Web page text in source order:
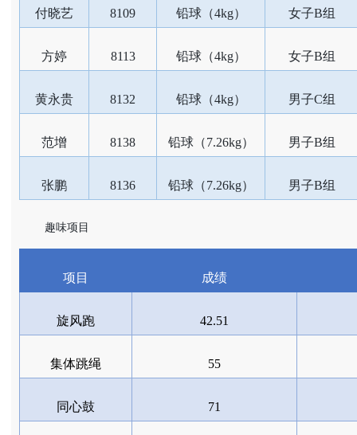
付晓艺 8109 铅球（4kg） 女子B组
方婷 8113 铅球（4kg） 女子B组
黄永贵 8132 铅球（4kg） 男子C组
范增 8138 铅球（7.26kg） 男子B组
张鹏 8136 铅球（7.26kg） 男子B组
趣味项目
项目 成绩
旋风跑 42.51
集体跳绳 55
同心鼓 71